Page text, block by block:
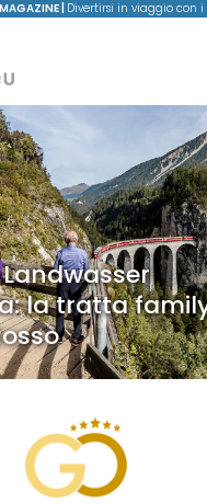
| Divertirsi in viaggio con
la tratta